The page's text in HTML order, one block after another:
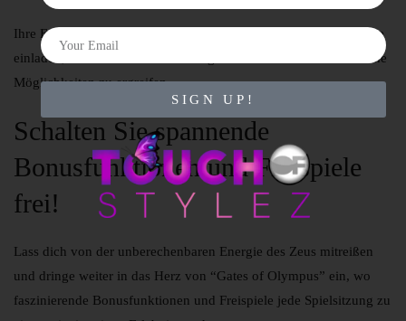
Ihre Erlösung liegt in diesen bezaubernden Mechanismen, die Sie
einladen, sich von irdischen Zwängen zu befreien und unendliche
Möglichkeiten zu ergreifen.
Schalten Sie spannende
Bonusfunktionen und Freispiele
frei!
Lass dich von der unberechenbaren Energie des Zeus mitreißen
und dringe weiter in das Herz von “Gates of Olympus” ein, wo
faszinierende Bonusfunktionen und Freispiele jede Spielsitzung zu
SIGN UP!